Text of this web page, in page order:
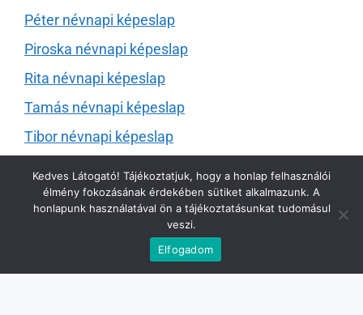
Péter névnapi képeslap
Piroska névnapi képeslap
Rita névnapi képeslap
Tamás névnapi képeslap
Tibor névnapi képeslap
Tünde napi képeslap
Valéria névnapi képeslap
Zita névnapi képeslap
Kedves Látogató! Tájékoztatjuk, hogy a honlap felhasználói
élmény fokozásának érdekében sütiket alkalmazunk. A
honlapunk használatával ön a tájékoztatásunkat tudomásul
veszi.
Elfogadom